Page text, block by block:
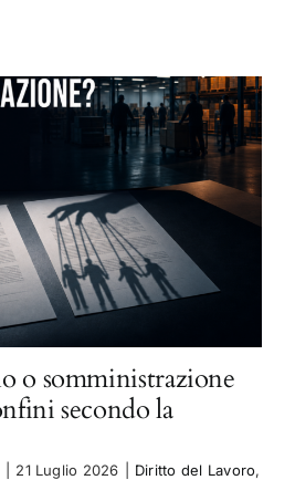
o somministrazione
secondo la
21 Luglio 2026 Diritto del Lavoro,